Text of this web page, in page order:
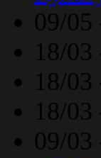
09/05
18/03
18/03
18/03
09/03